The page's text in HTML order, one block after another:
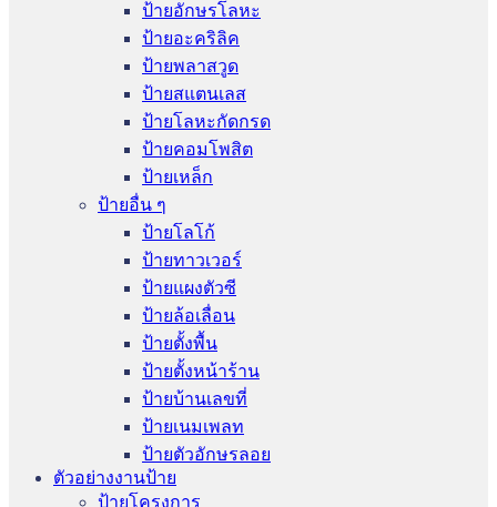
ป้ายอักษรโลหะ
ป้ายอะคริลิค
ป้ายพลาสวูด
ป้ายสแตนเลส
ป้ายโลหะกัดกรด
ป้ายคอมโพสิต
ป้ายเหล็ก
ป้ายอื่น ๆ
ป้ายโลโก้
ป้ายทาวเวอร์
ป้ายแผงตัวซี
ป้ายล้อเลื่อน
ป้ายตั้งพื้น
ป้ายตั้งหน้าร้าน
ป้ายบ้านเลขที่
ป้ายเนมเพลท
ป้ายตัวอักษรลอย
ตัวอย่างงานป้าย
ป้ายโครงการ